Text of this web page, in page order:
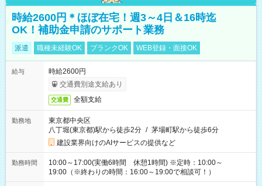
時給2600円＊ほぼ在宅！週3～4日＆16時迄
OK！補助金申請のサポート業務
派遣 職種未経験OK ブランクOK WEB登録・面接OK
給与
時給2600円
交通費別途支給あり
交通費 全額支給
勤務地
東京都中央区
八丁堀(東京都)駅から徒歩2分 / 茅場町駅から徒歩6分
建設業界向けのAIサービスの提供など
勤務時間
10:00～17:00(実働6時間 休憩1時間) ※定時：10:00～
19:00（※終わりの時間：16:00～19:00で相談可！）